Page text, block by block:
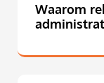
Waarom